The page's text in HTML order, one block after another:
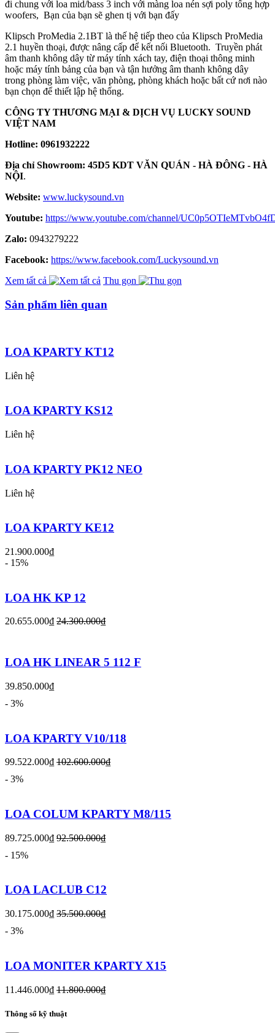
đi chung với loa mid/bass 3 inch với màng loa nén sợi poly tổng hợp
woofers, Bạn của bạn sẽ ghen tị với bạn đấy
Klipsch ProMedia 2.1BT là thế hệ tiếp theo của Klipsch ProMedia
2.1 huyền thoại, được nâng cấp để kết nối Bluetooth. Truyền phát
âm thanh không dây từ máy tính xách tay, điện thoại thông minh
hoặc máy tính bảng của bạn và tận hưởng âm thanh không dây
trong phòng làm việc, văn phòng, phòng khách hoặc bất cứ nơi nào
bạn chọn để thiết lập hệ thống.
CÔNG TY THƯƠNG MẠI & DỊCH VỤ LUCKY SOUND
VIỆT NAM
Hotline: 0961932222
Địa chỉ Showroom: 45D5 KDT VĂN QUÁN - HÀ ĐÔNG - HÀ
NỘI.
Website: www.luckysound.vn
Youtube: https://www.youtube.com/channel/
Zalo: 0943279222
Facebook: https://www.facebook.com/Luckysound.vn
Xem tất cả
Thu gọn
Sản phẩm liên quan
LOA KPARTY KT12
Liên hệ
LOA KPARTY KS12
Liên hệ
LOA KPARTY PK12 NEO
Liên hệ
LOA KPARTY KE12
21.900.000₫
- 15%
LOA HK KP 12
20.655.000₫ 24.300.000₫
LOA HK LINEAR 5 112 F
39.850.000₫
- 3%
LOA KPARTY V10/118
99.522.000₫ 102.600.000₫
- 3%
LOA COLUM KPARTY M8/115
89.725.000₫ 92.500.000₫
- 15%
LOA LACLUB C12
30.175.000₫ 35.500.000₫
- 3%
LOA MONITER KPARTY X15
11.446.000₫ 11.800.000₫
Thông số kỹ thuật